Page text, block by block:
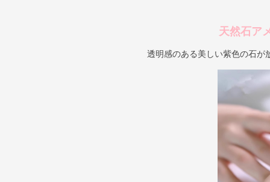
天然石ア
透明感のある美しい紫色の石が